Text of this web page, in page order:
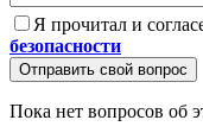
Я прочитал и
безопасности
Отправить свой вопрос
Пока нет вопросов об